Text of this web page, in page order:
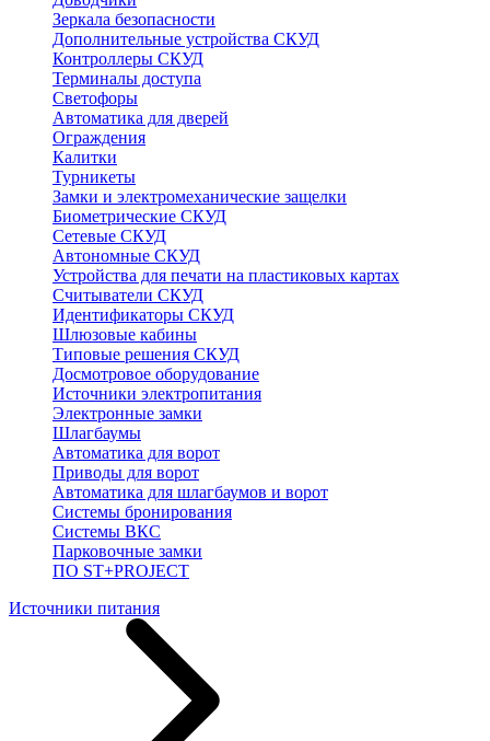
Зеркала безопасности
Дополнительные устройства СКУД
Контроллеры СКУД
Терминалы доступа
Светофоры
Автоматика для дверей
Ограждения
Калитки
Турникеты
Замки и электромеханические защелки
Биометрические СКУД
Сетевые СКУД
Автономные СКУД
Устройства для печати на пластиковых картах
Считыватели СКУД
Идентификаторы СКУД
Шлюзовые кабины
Типовые решения СКУД
Досмотровое оборудование
Источники электропитания
Электронные замки
Шлагбаумы
Автоматика для ворот
Приводы для ворот
Автоматика для шлагбаумов и ворот
Системы бронирования
Системы ВКС
Парковочные замки
ПО ST+PROJECT
Источники питания